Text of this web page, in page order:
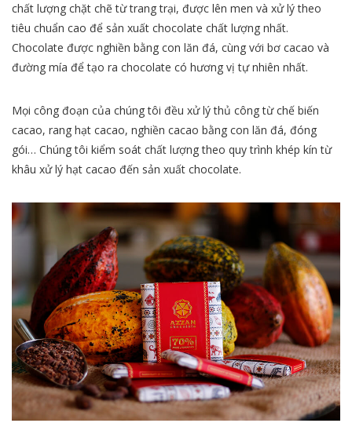
chất lượng chặt chẽ từ trang trại, được lên men và xử lý theo
tiêu chuẩn cao để sản xuất chocolate chất lượng nhất.
Chocolate được nghiền bằng con lăn đá, cùng với bơ cacao và
đường mía để tạo ra chocolate có hương vị tự nhiên nhất.
Mọi công đoạn của chúng tôi đều xử lý thủ công từ chế biến
cacao, rang hạt cacao, nghiền cacao bằng con lăn đá, đóng
gói… Chúng tôi kiểm soát chất lượng theo quy trình khép kín từ
khâu xử lý hạt cacao đến sản xuất chocolate.